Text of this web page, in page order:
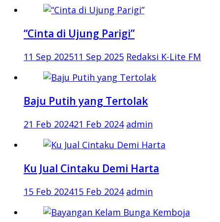
“Cinta di Ujung Parigi”
11 Sep 202511 Sep 2025 Redaksi K-Lite FM
Baju Putih yang Tertolak
21 Feb 202421 Feb 2024 admin
Ku Jual Cintaku Demi Harta
15 Feb 202415 Feb 2024 admin